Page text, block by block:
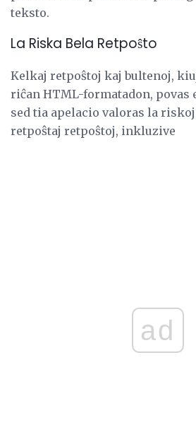
teksto.
La Riska Bela Retpoŝto
Kelkaj retpoŝtoj kaj bultenoj,
riĉan HTML-formatadon, povas
sed tia apelacio valoras la
retpoŝtaj retpoŝtoj, inkluzive
ad